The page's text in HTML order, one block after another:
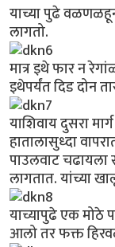
याच्या पुढे
लागतो.
मात्र इथे फार न
इथेपर्यंत दिड दोन
याशिवाय दुसरा
हातालासुध्दा
पाउलवाट चढायला
लागतात. यांच्या
याच्यापुढे एक
आलो तर फक्त